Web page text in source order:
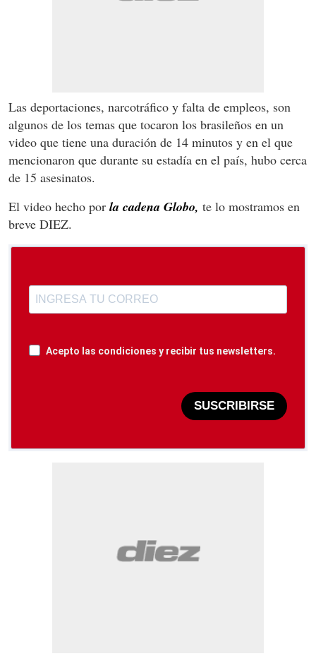
Las deportaciones, narcotráfico y falta de empleos, son
algunos de los temas que tocaron los brasileños en un
video que tiene una duración de 14 minutos y en el que
mencionaron que durante su estadía en el país, hubo cerca
de 15 asesinatos.
El video hecho por la cadena Globo, te lo mostramos en
breve DIEZ.
Acepto las condiciones y recibir tus newsletters.
SUSCRIBIRSE